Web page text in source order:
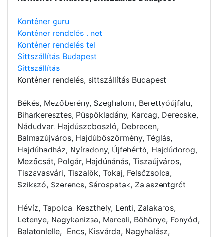
Konténer guru
Konténer rendelés . net
Konténer rendelés tel
Sittszállítás Budapest
Sittszállítás
Konténer rendelés, sittszállítás Budapest
Békés, Mezőberény, Szeghalom, Berettyóújfalu,
Biharkeresztes, Püspökladány, Karcag, Derecske,
Nádudvar, Hajdúszoboszló, Debrecen,
Balmazújváros, Hajdúböszörmény, Téglás,
Hajdúhadház, Nyíradony, Újfehértó, Hajdúdorog,
Mezőcsát, Polgár, Hajdúnánás, Tiszaújváros,
Tiszavasvári, Tiszalök, Tokaj, Felsőzsolca,
Szikszó, Szerencs, Sárospatak, Zalaszentgrót
Hévíz, Tapolca, Keszthely, Lenti, Zalakaros,
Letenye, Nagykanizsa, Marcali, Böhönye, Fonyód,
Balatonlelle, Encs, Kisvárda, Nagyhalász,